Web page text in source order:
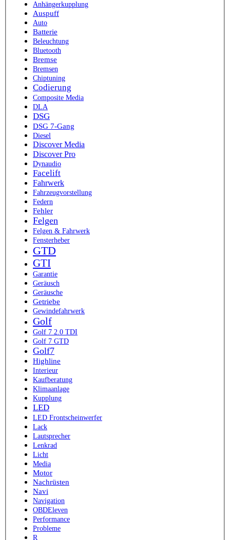
Anhängerkupplung
Auspuff
Auto
Batterie
Beleuchtung
Bluetooth
Bremse
Bremsen
Chiptuning
Codierung
Composite Media
DLA
DSG
DSG 7-Gang
Diesel
Discover Media
Discover Pro
Dynaudio
Facelift
Fahrwerk
Fahrzeugvorstellung
Federn
Fehler
Felgen
Felgen & Fahrwerk
Fensterheber
GTD
GTI
Garantie
Geräusch
Geräusche
Getriebe
Gewindefahrwerk
Golf
Golf 7 2.0 TDI
Golf 7 GTD
Golf7
Highline
Interieur
Kaufberatung
Klimaanlage
Kupplung
LED
LED Frontscheinwerfer
Lack
Lautsprecher
Lenkrad
Licht
Media
Motor
Nachrüsten
Navi
Navigation
OBDEleven
Performance
Probleme
R